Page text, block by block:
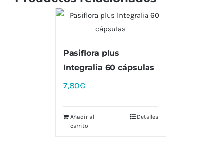
Pasiflora plus
Integralia 60 cápsulas
7,80€
Añadir al
carrito
Detalles